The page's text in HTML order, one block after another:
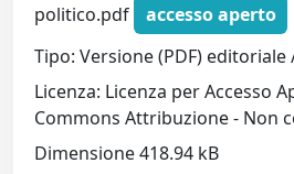
politico.pdf
accesso aperto
Tipo: Versione (PDF)
Licenza: Licenza per Accesso
Commons Attribuzione - Non
Dimensione 418.94 kB